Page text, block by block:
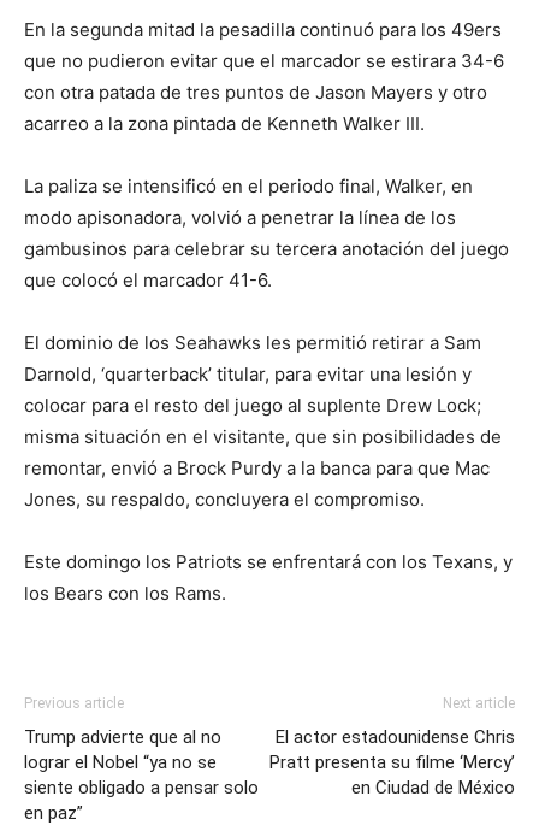
En la segunda mitad la pesadilla continuó para los 49ers
que no pudieron evitar que el marcador se estirara 34-6
con otra patada de tres puntos de Jason Mayers y otro
acarreo a la zona pintada de Kenneth Walker III.
La paliza se intensificó en el periodo final, Walker, en
modo apisonadora, volvió a penetrar la línea de los
gambusinos para celebrar su tercera anotación del juego
que colocó el marcador 41-6.
El dominio de los Seahawks les permitió retirar a Sam
Darnold, ‘quarterback’ titular, para evitar una lesión y
colocar para el resto del juego al suplente Drew Lock;
misma situación en el visitante, que sin posibilidades de
remontar, envió a Brock Purdy a la banca para que Mac
Jones, su respaldo, concluyera el compromiso.
Este domingo los Patriots se enfrentará con los Texans, y
los Bears con los Rams.
Previous article
Trump advierte que al no
lograr el Nobel “ya no se
siente obligado a pensar solo
en paz”
Next article
El actor estadounidense Chris
Pratt presenta su filme ‘Mercy’
en Ciudad de México